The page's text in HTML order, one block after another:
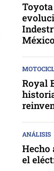
México
Royal
ANÁLISIS
Hecho
el